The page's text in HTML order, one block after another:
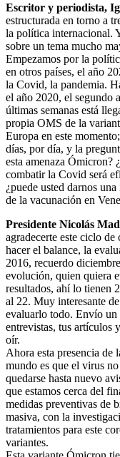
Escritor y periodista,
estructurada en torno a
la política internacional.
sobre un tema mucho
Empezamos por la
en otros países, el año
la Covid, la pandemia.
el año 2020, el segundo
últimas semanas está
propia OMS de la
Europa en este
días, por día, y la
esta amenaza Ómicron?
combatir la Covid será
¿puede usted darnos
de la vacunación en
Presidente Nicolás
agradecerte este ciclo de
hacer el balance, la
2016, recuerdo
evolución, quien quiera
resultados, ahí lo tienen
al 22. Muy interesante
evaluarlo todo. Envío un
entrevistas, tus artículos
oír.
Ahora esta presencia de
mundo es que el virus
quedarse hasta nuevo
que estamos cerca del
medidas preventivas de
masiva, con la
tratamientos para este
variantes.